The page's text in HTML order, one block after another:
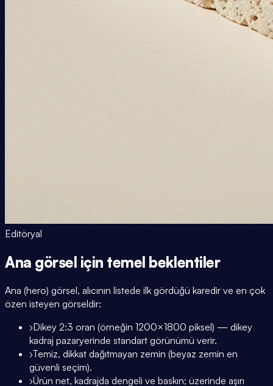
Editöryal
Ana görsel için temel beklentiler
Ana (hero) görsel, alıcının listede ilk gördüğü karedir ve en çok
özen isteyen görseldir:
›Dikey 2:3 oran (örneğin 1200×1800 piksel) — dikey
kadraj pazaryerinde standart görünümü verir.
›Temiz, dikkat dağıtmayan zemin (beyaz zemin en
güvenli seçim).
›Ürün net, kadrajda dengeli ve baskın; üzerinde aşırı